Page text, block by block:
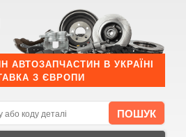
АВТОЗАПЧАСТИН В УКРАЇНІ
З ЄВРОПИ